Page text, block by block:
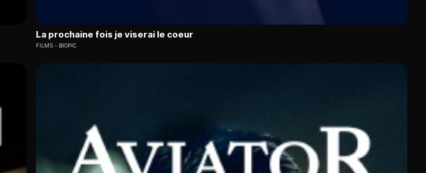
La prochaine fois je viserai le coeur
FILMS BIOPIC